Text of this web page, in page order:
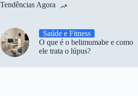
Tendências Agora
Saúde e Fitness
O que é o belimumabe e como
ele trata o lúpus?